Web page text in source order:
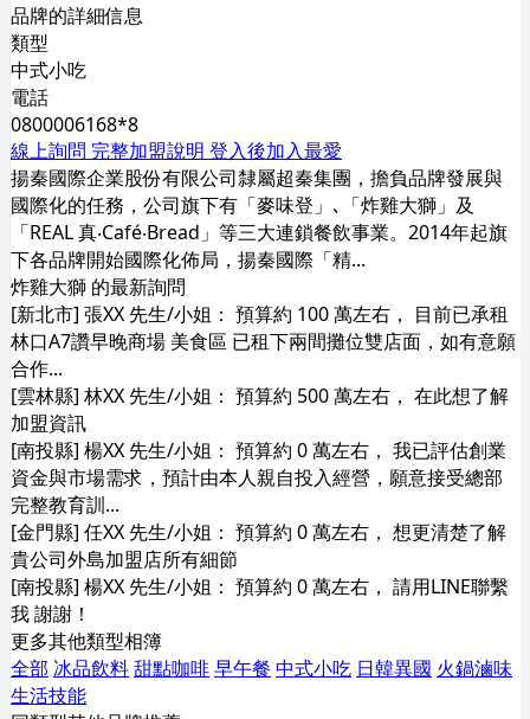
品牌的詳細信息
類型
中式小吃
電話
0800006168*8
線上詢問 完整加盟說明 登入後加入最愛
揚秦國際企業股份有限公司隸屬超秦集團，擔負品牌發展與
國際化的任務，公司旗下有「麥味登」､「炸雞大獅」及
「REAL 真‧Café‧Bread」等三大連鎖餐飲事業。2014年起旗
下各品牌開始國際化佈局，揚秦國際「精...
炸雞大獅 的最新詢問
[新北市] 張XX 先生/小姐： 預算約 100 萬左右， 目前已承租
林口A7讚早晚商場 美食區 已租下兩間攤位雙店面，如有意願
合作...
[雲林縣] 林XX 先生/小姐： 預算約 500 萬左右， 在此想了解
加盟資訊
[南投縣] 楊XX 先生/小姐： 預算約 0 萬左右， 我已評估創業
資金與市場需求，預計由本人親自投入經營，願意接受總部
完整教育訓...
[金門縣] 任XX 先生/小姐： 預算約 0 萬左右， 想更清楚了解
貴公司外島加盟店所有細節
[南投縣] 楊XX 先生/小姐： 預算約 0 萬左右， 請用LINE聯繫
我 謝謝！
更多其他類型相簿
全部 冰品飲料甜點咖啡早午餐 中式小吃 日韓異國 火鍋滷味
生活技能